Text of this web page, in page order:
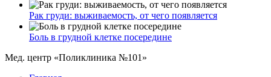
Рак груди: выживаемость, от чего появляется
Боль в грудной клетке посередине
Мед. центр «Поликлиника №101»